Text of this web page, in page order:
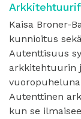
Kaisa Broner-
kunnioitus
Autenttisuus
arkkitehtuurin
Autenttinen
kun se